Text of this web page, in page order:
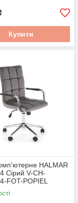
Купити
HALMAR
Сірий V-CH-
FOT-POPIEL